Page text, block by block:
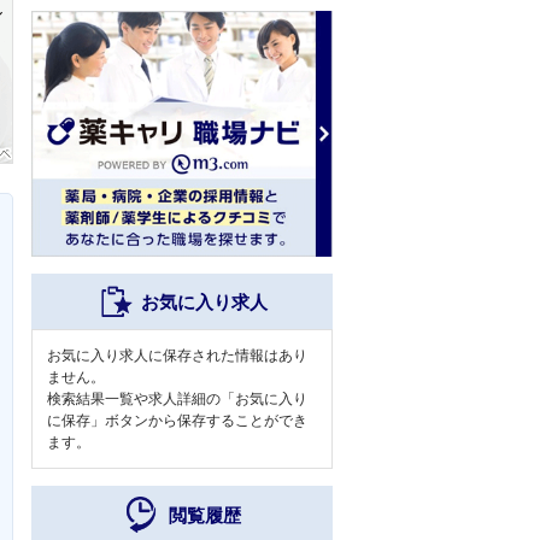
お気に入り求人
お気に入り求人に保存された情報はあり
ません。
検索結果一覧や求人詳細の「お気に入り
に保存」ボタンから保存することができ
ます。
閲覧履歴